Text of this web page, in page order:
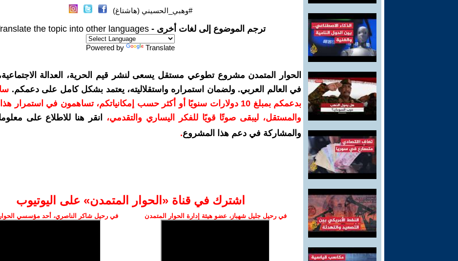
#وهبي_الحسيني (هاشتاغ)
ترجم الموضوع إلى لغات أخرى - the topic into other languages
Powered by Translate
الحوار المتمدن مشروع تطوعي مستقل يسعى لنشر قيم الحرية، العدالة
في العالم العربي. ولضمان استمراره واستقلاليته، يعتمد بشكل كامل على دعمكم.
بدعمكم بمبلغ 10 دولارات سنويًا أو أكثر حسب إمكانياتكم، تساهمون في استمرار
والمستقل، ليبقى صوتًا قويًا للفكر اليساري والتقدمي،
انقر هنا للاطلاع على
والمشاركة في دعم هذا المشروع.
اشترك في قناة ‫«الحوار المتمدن» على اليوتيوب
في رحيل جليل شهباز، عضو هيئة إدارة الحوار المتمدن في رحيل شاكر الناصري، أحد مؤسسي